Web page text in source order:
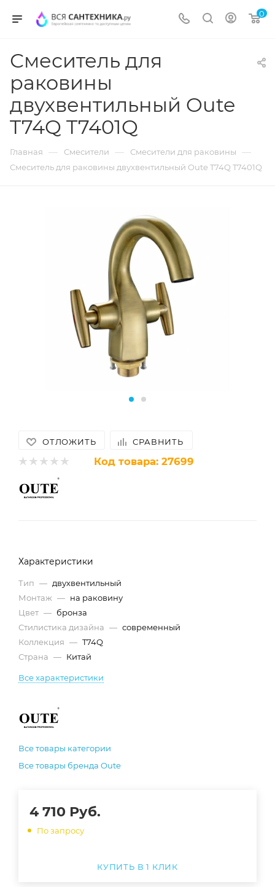
0
Смеситель для
раковины
двухвентильный Oute
T74Q T7401Q
Главная — Смесители — Смесители для раковины —
Смеситель для раковины двухвентильный Oute T74Q T7401Q
ОТЛОЖИТЬ СРАВНИТЬ
Код товара: 27699
Характеристики
Тип — двухвентильный
Монтаж — на раковину
Цвет — бронза
Стилистика дизайна — современный
Коллекция — T74Q
Страна — Китай
Все характеристики
Все товары категории
Все товары бренда Oute
4 710 Руб.
По запросу
КУПИТЬ В 1 КЛИК